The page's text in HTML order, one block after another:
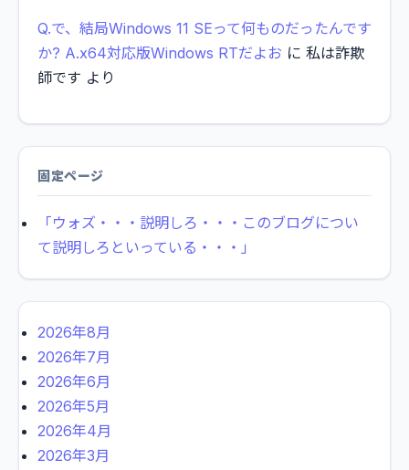
Q.で、結局Windows 11 SEって何ものだったんです
か? A.x64対応版Windows RTだよお に 私は詐欺
師です より
固定ページ
「ウォズ・・・説明しろ・・・このブログについ
て説明しろといっている・・・」
2026年8月
2026年7月
2026年6月
2026年5月
2026年4月
2026年3月